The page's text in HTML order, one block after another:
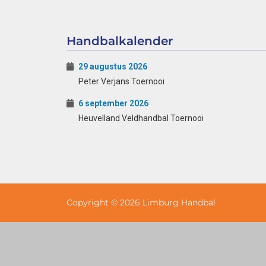
Handbalkalender
29 augustus 2026
Peter Verjans Toernooi
6 september 2026
Heuvelland Veldhandbal Toernooi
Copyright © 2026 Limburg Handbal